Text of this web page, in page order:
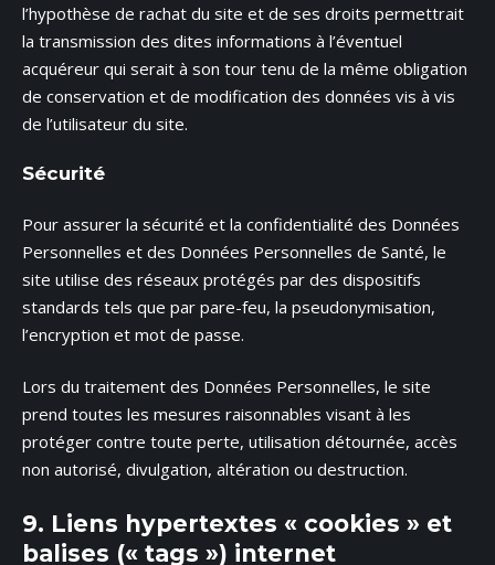
l’hypothèse de rachat du site et de ses droits permettrait
la transmission des dites informations à l’éventuel
acquéreur qui serait à son tour tenu de la même obligation
de conservation et de modification des données vis à vis
de l’utilisateur du site.
Sécurité
Pour assurer la sécurité et la confidentialité des Données
Personnelles et des Données Personnelles de Santé, le
site utilise des réseaux protégés par des dispositifs
standards tels que par pare-feu, la pseudonymisation,
l’encryption et mot de passe.
Lors du traitement des Données Personnelles, le site
prend toutes les mesures raisonnables visant à les
protéger contre toute perte, utilisation détournée, accès
non autorisé, divulgation, altération ou destruction.
9. Liens hypertextes « cookies » et
balises (« tags ») internet